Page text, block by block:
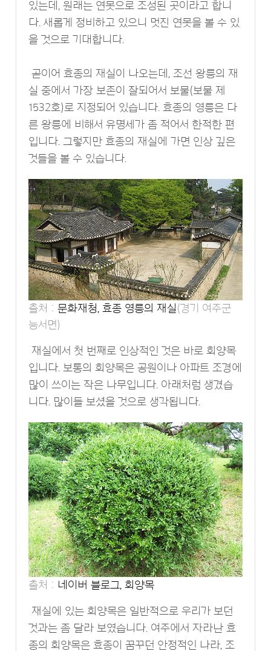
있는데, 원래는 연못으로 조성된 곳이라고 합니
다. 새롭게 정비하고 있으니 멋진 연못을 볼 수 있
을 것으로 기대합니다.
곧이어 효종의 재실이 나오는데, 조선 왕릉의 재
실 중에서 가장 보존이 잘되어서 보물(보물 제
1532호)로 지정되어 있습니다. 효종의 영릉은 다
른 왕릉에 비해서 유명세가 좀 적어서 한적한 편
입니다. 그렇지만 효종의 재실에 가면 인상 깊은
것들을 볼 수 있습니다.
출처 :문화재청, 효종 영릉의 재실 (경기 여주군
능서면)
재실에서 첫 번째로 인상적인 것은 바로 회양목
입니다. 보통의 회양목은 공원이나 아파트 조경에
많이 쓰이는 작은 나무입니다. 아래처럼 생겼습
니다. 많이들 보셨을 것으로 생각됩니다.
출처 : 네이버 블로그, 회양목
재실에 있는 회양목은 일반적으로 우리가 보던
것과는 좀 달라 보였습니다. 여주에서 자라난 효
종의 회양목은 효종이 꿈꾸던 안정적인 나라, 조